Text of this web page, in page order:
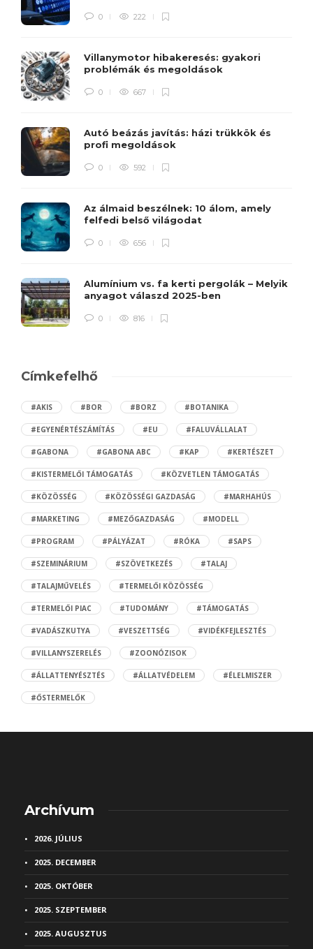
0 222
Villanymotor hibakeresés: gyakori
problémák és megoldások
0 667
Autó beázás javítás: házi trükkök és
profi megoldások
0 592
Az álmaid beszélnek: 10 álom, amely
felfedi belső világodat
0 656
Alumínium vs. fa kerti pergolák – Melyik
anyagot válaszd 2025-ben
0 816
Címkefelhő
#AKIS #BOR #BORZ #BOTANIKA
#EGYENÉRTÉSZÁMÍTÁS #EU #FALUVÁLLALAT
#GABONA #GABONA ABC #KAP #KERTÉSZET
#KISTERMELŐI TÁMOGATÁS #KÖZVETLEN TÁMOGATÁS
#KÖZÖSSÉG #KÖZÖSSÉGI GAZDASÁG #MARHAHÚS
#MARKETING #MEZŐGAZDASÁG #MODELL
#PROGRAM #PÁLYÁZAT #RÓKA #SAPS
#SZEMINÁRIUM #SZÖVETKEZÉS #TALAJ
#TALAJMŰVELÉS #TERMELŐI KÖZÖSSÉG
#TERMELŐI PIAC #TUDOMÁNY #TÁMOGATÁS
#VADÁSZKUTYA #VESZETTSÉG #VIDÉKFEJLESZTÉS
#VILLANYSZERELÉS #ZOONÓZISOK
#ÁLLATTENYÉSZTÉS #ÁLLATVÉDELEM #ÉLELMISZER
#ŐSTERMELŐK
Archívum
2026. JÚLIUS
2025. DECEMBER
2025. OKTÓBER
2025. SZEPTEMBER
2025. AUGUSZTUS